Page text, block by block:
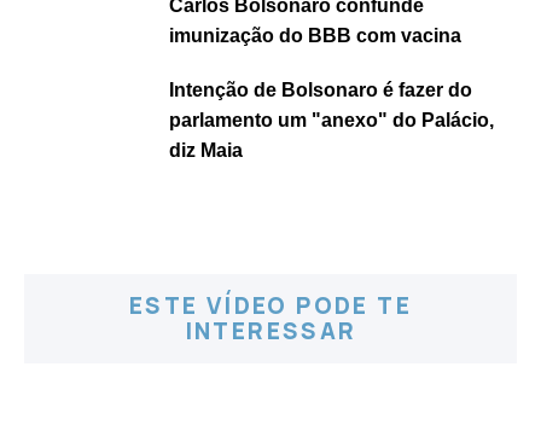
Carlos Bolsonaro confunde
imunização do BBB com vacina
Intenção de Bolsonaro é fazer do
parlamento um "anexo" do Palácio,
diz Maia
ESTE VÍDEO PODE TE
INTERESSAR